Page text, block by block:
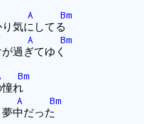
A
Bm
気にしてる
A
Bm
過ぎてゆく
Bm
れ
A
Bm
中だった